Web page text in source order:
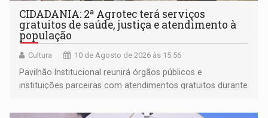
CIDADANIA: 2ª Agrotec terá serviços
gratuitos de saúde, justiça e atendimento à
população
Cultura 10 de Agosto de 2026 às 15:56
Pavilhão Institucional reunirá órgãos públicos e
instituições parceiras com atendimentos gratuitos durante